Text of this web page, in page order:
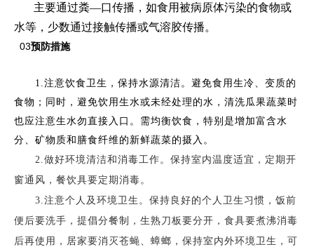
主要通过粪—口传播，如食用被病原体污染的食物或
水等，少数通过接触传播或气溶胶传播。
03预防措施
1.注意饮食卫生，保持水源清洁。避免食用生冷、变质的
食物；同时，避免饮用生水或未经处理的水，清洗瓜果蔬菜时
也应注意生水勿直接入口。需均衡饮食，特别是增加富含水
分、矿物质和膳食纤维的新鲜蔬菜的摄入。
2.做好环境清洁和消毒工作。保持室内温度适宜，定期开
窗通风，餐饮具要定期消毒。
3.注意个人及环境卫生。保持良好的个人卫生习惯，饭前
便后要洗手，提倡分餐制，生熟刀板要分开，食具要煮沸消毒
后再使用，居家要消灭苍蝇、蟑螂，保持室内外环境卫生，可